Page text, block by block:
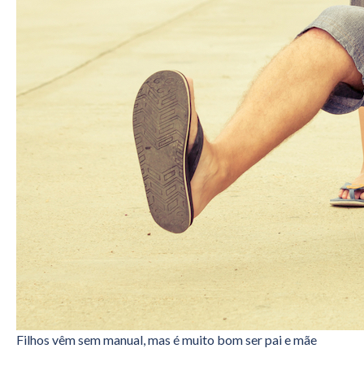
Filhos vêm sem manual, mas é muito bom ser pai e mãe